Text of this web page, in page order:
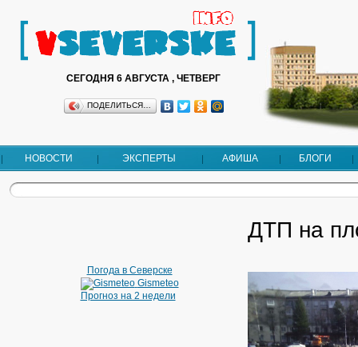
СЕГОДНЯ 6 АВГУСТА , ЧЕТВЕРГ
ПОДЕЛИТЬСЯ…
НОВОСТИ ЭКСПЕРТЫ АФИША БЛОГИ
Погода в Северске
Gismeteo
Прогноз на 2 недели
ДТП на